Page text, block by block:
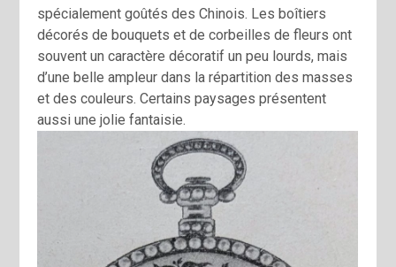
spécialement goûtés des Chinois. Les boîtiers
décorés de bouquets et de corbeilles de fleurs ont
souvent un caractère décoratif un peu lourds, mais
d’une belle ampleur dans la répartition des masses
et des couleurs. Certains paysages présentent
aussi une jolie fantaisie.